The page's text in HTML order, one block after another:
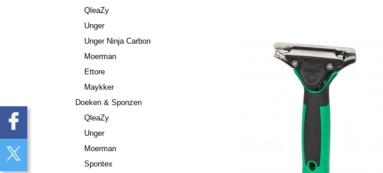
QleaZy
Unger
Unger Ninja Carbon
Moerman
Ettore
Maykker
Doeken & Sponzen
QleaZy
Unger
Moerman
Spontex